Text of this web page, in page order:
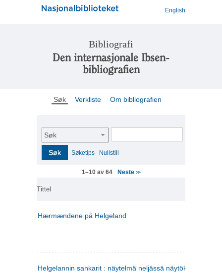
English
Bibliografi
Den internasjonale Ibsen-
bibliografien
Søk Verkliste Om bibliografien
Søk
Søk Søketips Nullstill
1–10 av 64 Neste>>
Tittel
Hærmændene på Helgeland
Helgelannin sankarit : näytelmä neljässä näytöksessä